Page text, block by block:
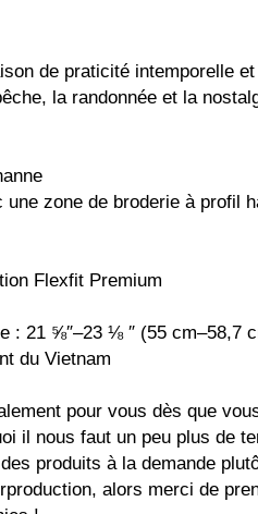
de praticité intemporelle
la randonnée et la
une zone de broderie à profil
Flexfit Premium
: 21 ⅝″–23 ⅛ ″ (55 cm–58,7
du Vietnam
pour vous dès que
il nous faut un peu plus de
produits à la demande
alors merci de